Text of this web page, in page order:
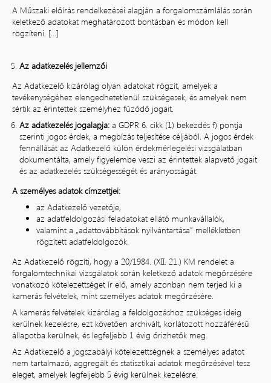
A Műszaki előírás rendelkezései alapján a forgalomszámlálás során
keletkező adatokat meghatározott bontásban és módon kell
rögzíteni. […]
Az adatkezelés jellemzői
Az Adatkezelő kizárólag olyan adatokat rögzít, amelyek a
tevékenységéhez elengedhetetlenül szükségesek, és amelyek nem
sértik az érintettek személyhez fűződő jogait.
Az adatkezelés jogalapja: a GDPR 6. cikk (1) bekezdés f) pontja
szerinti jogos érdek, a megbízás teljesítése céljából. A jogos érdek
fennállását az Adatkezelő külön érdekmérlegelési vizsgálatban
dokumentálta, amely figyelembe veszi az érintettek alapvető jogait
és az adatkezelés szükségességét és arányosságát.
A személyes adatok címzettjei:
az Adatkezelő vezetője,
az adatfeldolgozási feladatokat ellátó munkavállalók,
valamint a „adattovábbítások nyilvántartása” mellékletben
rögzített adatfeldolgozók.
Az Adatkezelő rögzíti, hogy a 20/1984. (XII. 21.) KM rendelet a
forgalomtechnikai vizsgálatok során keletkező adatok megőrzésére
vonatkozó kötelezettséget ír elő, amely azonban nem terjed ki a
kamerás felvételek, mint személyes adatok megőrzésére.
A kamerás felvételek kizárólag a feldolgozáshoz szükséges ideig
kerülnek kezelésre, ezt követően archivált, korlátozott hozzáférésű
állapotba kerülnek, és legfeljebb 1 évig őrizhetők meg.
Az Adatkezelő a jogszabályi kötelezettségnek a személyes adatot
nem tartalmazó, aggregált és statisztikai adatok megőrzésével tesz
eleget, amelyek legfeljebb 5 évig kerülnek kezelésre.